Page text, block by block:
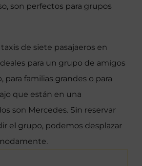
son perfectos para grupos
de siete pasajaeros en
para un grupo de amigos
para familias grandes o para
que están en una
son Mercedes. Sin reservar
el grupo, podemos desplazar